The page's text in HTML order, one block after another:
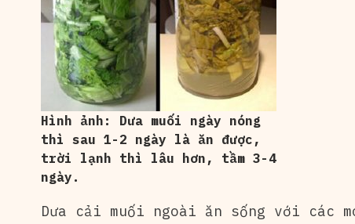
Hình ảnh: Dưa muối ngày nóng
thì sau 1-2 ngày là ăn được,
trời lạnh thì lâu hơn, tầm 3-4
ngày.
Dưa cải muối ngoài ăn sống với các